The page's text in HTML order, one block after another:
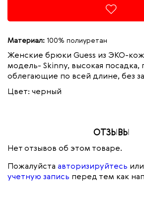
Материал: 100% полиуретан
Женские брюки Guess из ЭКО-
модель- Skinny, высокая посадка,
облегающие по всей длине, без
Цвет: черный
ОТЗЫВЫ
Нет отзывов об этом товаре.
Пожалуйста авторизируйтесь или
учетную запись перед тем как